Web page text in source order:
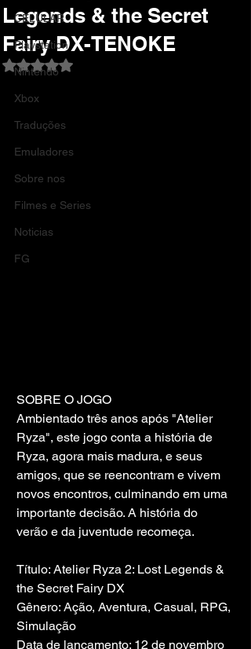
CELULAR
Playstation
Nintendo
Xbox
Traduções
Emuladores
Sobre nos
Filmes e Series
Noticias
FG
Legends & the Secret
Fairy DX-TENOKE
Avaliado com NaN de 5 estrelas.
SOBRE O JOGO
Ambientado três anos após "Atelier
Ryza", este jogo conta a história de
Ryza, agora mais madura, e seus
amigos, que se reencontram e vivem
novos encontros, culminando em uma
importante decisão. A história do
verão e da juventude recomeça.
Título: Atelier Ryza 2: Lost Legends &
the Secret Fairy DX
Gênero: Ação, Aventura, Casual, RPG,
Simulação
Data de lançamento: 12 de novembro